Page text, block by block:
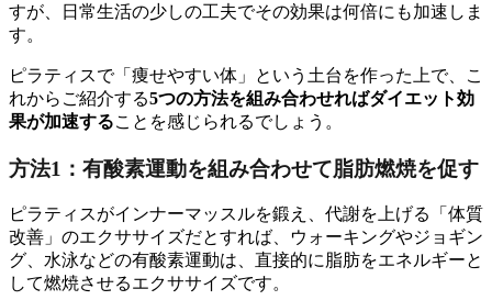
すが、日常生活の少しの工夫でその効果は何倍にも加速しま
す。
ピラティスで「痩せやすい体」という土台を作った上で、こ
れからご紹介する5つの方法を組み合わせればダイエット効
果が加速することを感じられるでしょう。
方法1：有酸素運動を組み合わせて脂肪燃焼を促す
ピラティスがインナーマッスルを鍛え、代謝を上げる「体質
改善」のエクササイズだとすれば、ウォーキングやジョギン
グ、水泳などの有酸素運動は、直接的に脂肪をエネルギーと
して燃焼させるエクササイズです。